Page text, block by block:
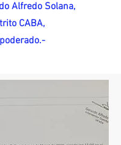
Alfredo Solana,
CABA,